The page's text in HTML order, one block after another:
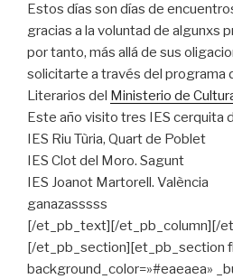
Estos días son días de
gracias a la voluntad de algunxs
por tanto, más allá de sus
solicitarte a través del programa
Literarios del Ministerio de
Este año visito tres IES cerquita
IES Riu Tùria, Quart de Poblet
IES Clot del Moro. Sagunt
IES Joanot Martorell. València
ganazasssss
[/et_pb_text][/et_pb_column][/
[/et_pb_section][et_pb_section
background_color=»#eaeaea»